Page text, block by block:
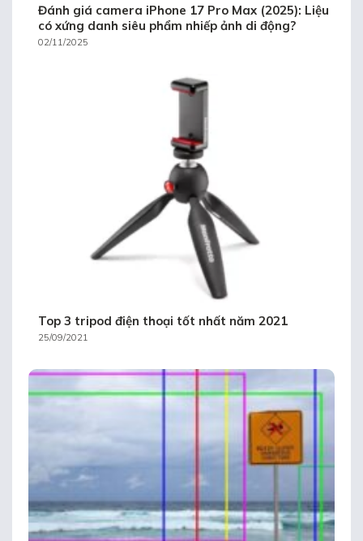
Đánh giá camera iPhone 17 Pro Max (2025): Liệu
có xứng danh siêu phẩm nhiếp ảnh di động?
02/11/2025
Top 3 tripod điện thoại tốt nhất năm 2021
25/09/2021